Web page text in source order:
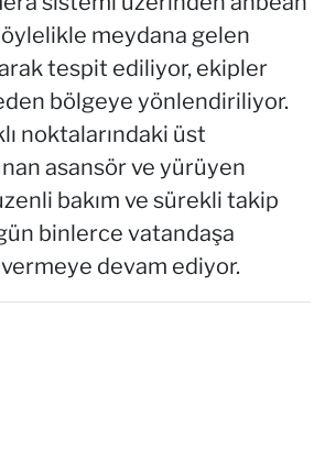
meydana gelen
tespit ediliyor, ekipler
bölgeye yönlendiriliyor.
noktalarındaki üst
asansör ve yürüyen
bakım ve sürekli takip
binlerce vatandaşa
devam ediyor.